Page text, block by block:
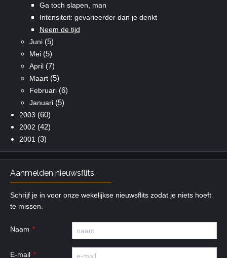
Ga toch slapen, man
Intensiteit: gevarieerder dan je denkt
Neem de tijd
Juni(5)
Mei(5)
April(7)
Maart(5)
Februari(6)
Januari(5)
2003 (60)
2002 (42)
2001 (3)
Aanmelden nieuwsflits
Schrijf je in voor onze wekelijkse nieuwsflits zodat je niets hoeft
te missen.
Naam
E-mail